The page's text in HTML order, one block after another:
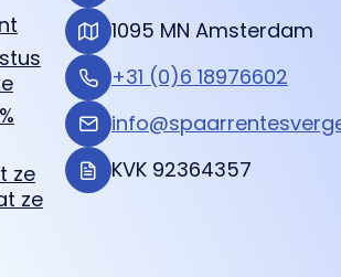
ze
ze
1095 MN Amsterdam
+31 (0)6 18976602
KVK 92364357